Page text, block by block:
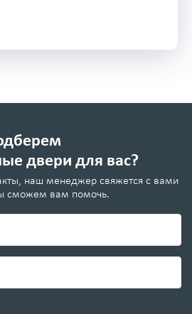
двери для вас?
наш менеджер свяжется с вами
сможем вам помочь.